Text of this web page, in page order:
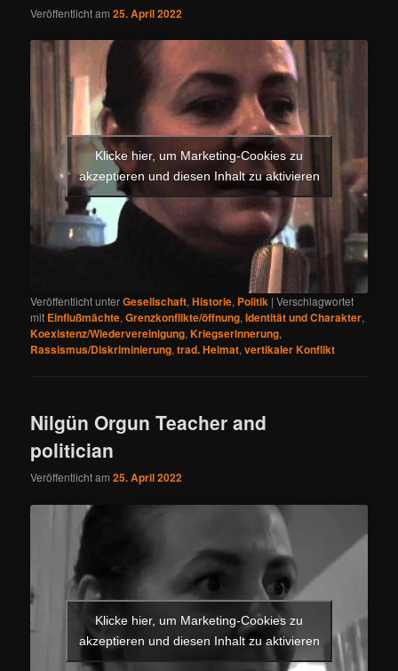
Veröffentlicht am25. April 2022
Klicke hier, um Marketing-Cookies zu
akzeptieren und diesen Inhalt zu aktivieren
Veröffentlicht unterGesellschaft,Historie, Politik |Verschlagwortet
mit Einflußmächte,Grenzkonflikte/öffnung,Identität und Charakter,
Koexistenz/Wiedervereinigung,Kriegserinnerung,
Rassismus/Diskriminierung,trad. Heimat,vertikaler Konflikt
Nilgün Orgun Teacher and
politician
Veröffentlicht am25. April 2022
Klicke hier, um Marketing-Cookies zu
akzeptieren und diesen Inhalt zu aktivieren